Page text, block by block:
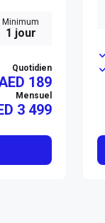
Minimum
1 jour
Quotidien
189
Mensuel
3 499